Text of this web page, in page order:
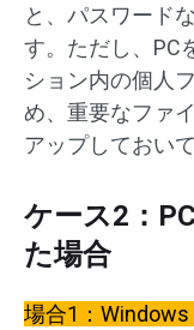
と、パスワード
す。ただし、PC
ション内の個人
め、重要なファ
アップしておい
ケース2：
た場合
場合1：